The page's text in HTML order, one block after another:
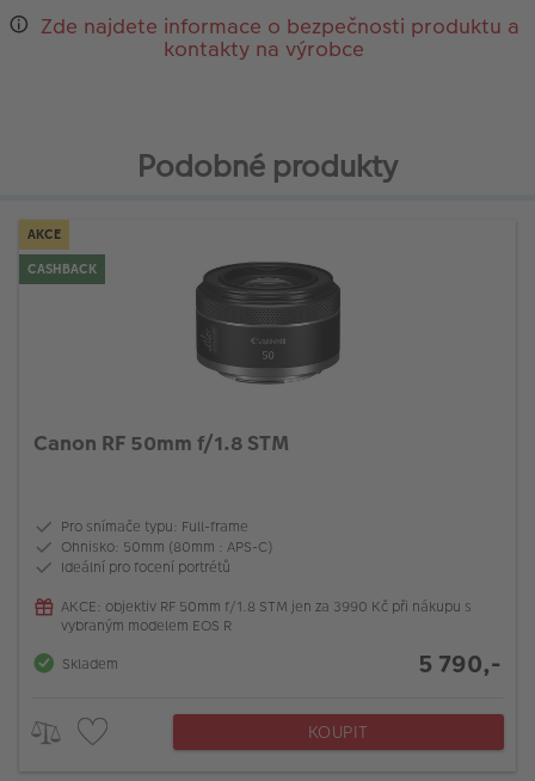
Zde najdete informace o bezpečnosti produktu a
kontakty na výrobce
Podobné produkty
AKCE
CASHBACK
Canon RF 50mm f/1.8 STM
Pro snímače typu: Full-frame
Ohnisko: 50mm (80mm : APS-C)
Ideální pro focení portrétů
AKCE: objektiv RF 50mm f/1.8 STM jen za 3990 Kč při nákupu s
vybraným modelem EOS R
Skladem
5 790,-
KOUPIT